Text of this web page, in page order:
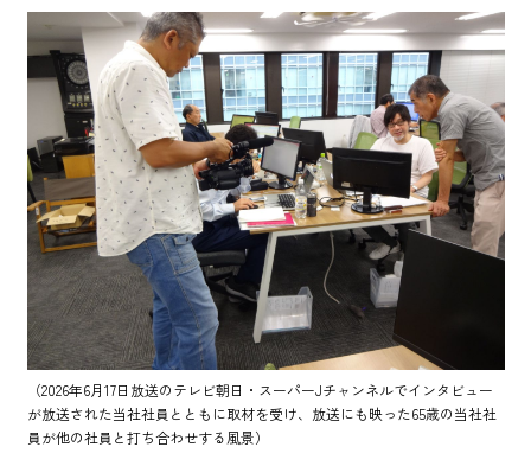
（2026年6月17日放送のテレビ朝日・スーパーJチャンネルでインタビュー
が放送された当社社員とともに取材を受け、放送にも映った65歳の当社社
員が他の社員と打ち合わせする風景）